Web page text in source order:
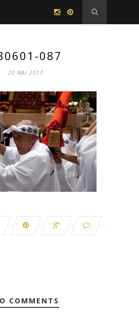
087
20 MAI 2017
COMMENTS